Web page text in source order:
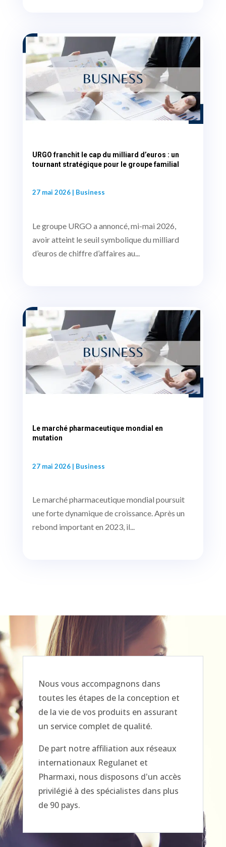
URGO franchit le cap du milliard d’euros : un
tournant stratégique pour le groupe familial
27 mai 2026| Business
Le groupe URGO a annoncé, mi-mai 2026,
avoir atteint le seuil symbolique du milliard
d’euros de chiffre d’affaires au...
Le marché pharmaceutique mondial en
mutation
27 mai 2026| Business
Le marché pharmaceutique mondial poursuit
une forte dynamique de croissance. Après un
rebond important en 2023, il...
Nous vous accompagnons dans
toutes les étapes de la conception et
de la vie de vos produits en assurant
un service complet de qualité.
De part notre affiliation aux réseaux
internationaux Regulanet et
Pharmaxi, nous disposons d'un accès
privilégié à des spécialistes dans plus
de 90 pays.